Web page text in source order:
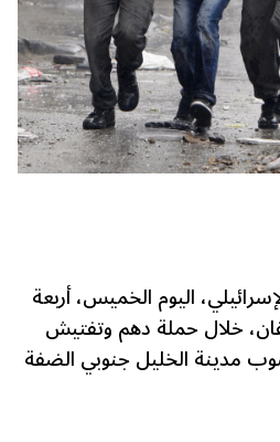
اليوم الخميس، أربعة
خلال حملة دهم وتفتيش
مدينة الخليل جنوبي الضفة